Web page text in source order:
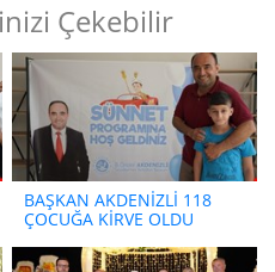
Çekebilir
BAŞKAN AKDENİZLİ 118
ÇOCUĞA KİRVE OLDU